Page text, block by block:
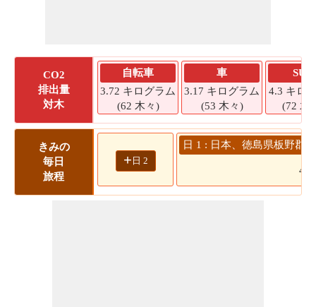
CO2
排出量
対木
自転車
3.72 キログラム
(62 木々)
車
3.17 キログラム
(53 木々)
SUV
4.3 キロ
(72 木
きみの
毎日
旅程
+ 日 2
日 1 : 日本、徳島県板野郡
48